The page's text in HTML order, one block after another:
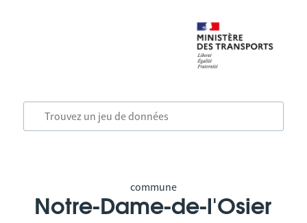
commune
Notre-Dame-de-l'Osier